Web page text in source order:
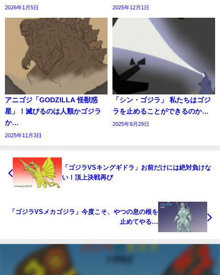
2026年1月5日 2025年12月1日
アニゴジ「GODZILLA 怪獣惑
星」！滅びるのは人類かゴジラ
か…
2025年11月3日
「シン・ゴジラ」 私たちはゴジ
ラを止めることができるのか…
2025年9月29日
「ゴジラVSキングギドラ」お前だけには絶対負けな
い！頂上決戦再び
「ゴジラVSメカゴジラ」今度こそ、やつの息の根を
止めてやる…